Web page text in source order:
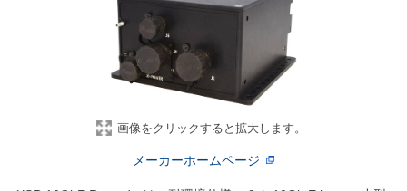
画像をクリックすると拡大します。
メーカーホームページ